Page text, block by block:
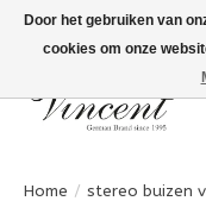
Bots Electronics T.+31 (0)40
Home / stereo buizen
Door het gebruiken van
cookies om onze